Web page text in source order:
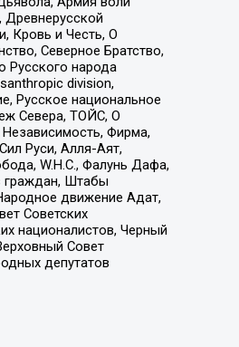
Древнерусской
Кровь и Честь, О
Северное Братство,
Русского народа
division,
Русское национальное
Севера, ТОЙС, О
Фирма,
Руси, Алля-Аят,
W.H.С., Фалунь Дафа,
граждан, Штабы
движение Адат,
Советских
националистов, Черный
Совет
депутатов